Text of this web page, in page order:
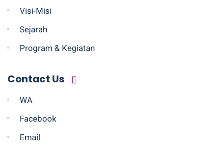
Visi-Misi
Sejarah
Program & Kegiatan
Contact Us
WA
Facebook
Email